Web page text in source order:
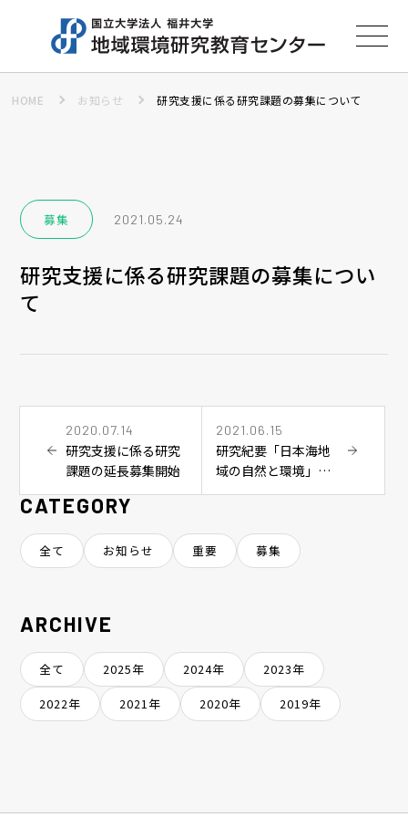
教育活動
HOME お知らせ 研究支援に係る研究課題の募集について
CATEGORY
全て お知らせ 重要 募集
ARCHIVE
全て 2025年 2024年
2023年
2022年
2021年 2020年 2019年
募集 2021.05.24
研究支援に係る研究課題の募集につい
て
2020.07.14
研究支援に係る研究
課題の延長募集開始
2021.06.15
研究紀要「日本海地
域の自然と環境」第
28号の論文募集につ